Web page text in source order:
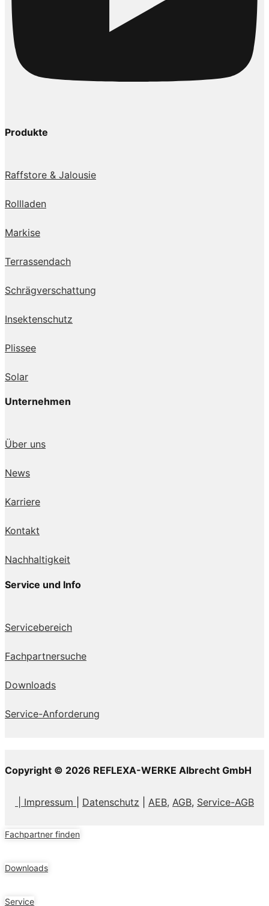
Produkte
Raffstore & Jalousie
Rollladen
Markise
Terrassendach
Schrägverschattung
Insektenschutz
Plissee
Solar
Unternehmen
Über uns
News
Karriere
Kontakt
Nachhaltigkeit
Service und Info
Servicebereich
Fachpartnersuche
Downloads
Service-Anforderung
Copyright © 2026 REFLEXA-WERKE Albrecht GmbH
| Impressum Datenschutz AEB, AGB, Service-AGB
Fachpartner finden
Downloads
Service